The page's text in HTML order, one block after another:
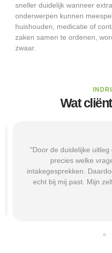
sneller duidelijk wanneer
onderwerpen kunnen
huishouden, medicatie of
zaken samen te ordenen,
zwaar.
Wat
"Door de duidelijke uitleg
precies welke
intakegesprekken.
echt bij mij past. Mijn